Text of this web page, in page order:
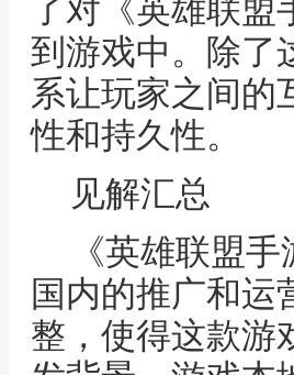
了对《英雄联
到游戏中。除了
系让玩家之间的
性和持久性。
见解汇总
《英雄联盟
国内的推广和运
整，使得这款游